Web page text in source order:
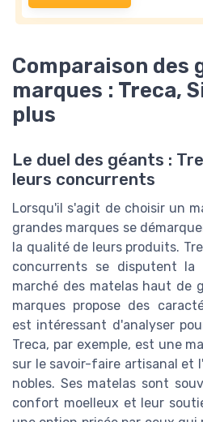
Comparaison des
marques : Treca,
plus
Le duel des géants :
leurs concurrents
Lorsqu'il s'agit de choisir un
grandes marques se
la qualité de leurs produits.
concurrents se disputent
marché des matelas haut de
marques propose des
est intéressant d'analyser
Treca, par exemple, est une
sur le savoir-faire artisanal et
nobles. Ses matelas sont
confort moelleux et leur